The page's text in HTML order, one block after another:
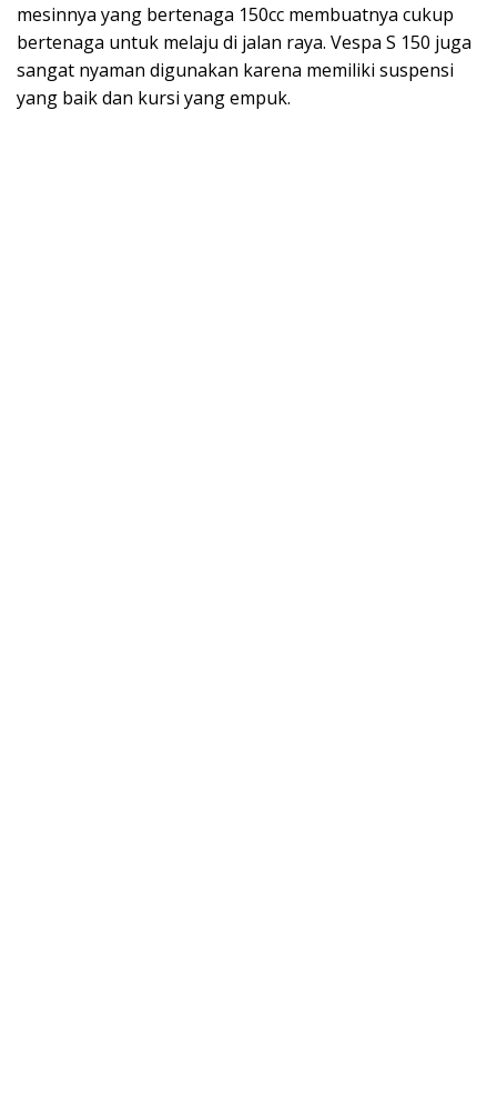
mesinnya yang bertenaga 150cc membuatnya cukup
bertenaga untuk melaju di jalan raya. Vespa S 150 juga
sangat nyaman digunakan karena memiliki suspensi
yang baik dan kursi yang empuk.